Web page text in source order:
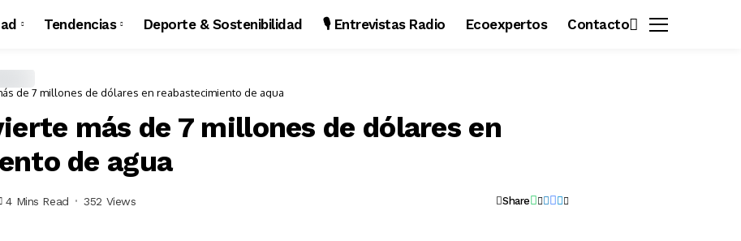
Tendencias Deporte & Sostenibilidad 🎙️ Entrevistas Radio Ecoexpertos Contacto
de 7 millones de dólares en reabastecimiento de agua
más de 7 millones de dólares en
de agua
4 Mins Read 352 Views Share